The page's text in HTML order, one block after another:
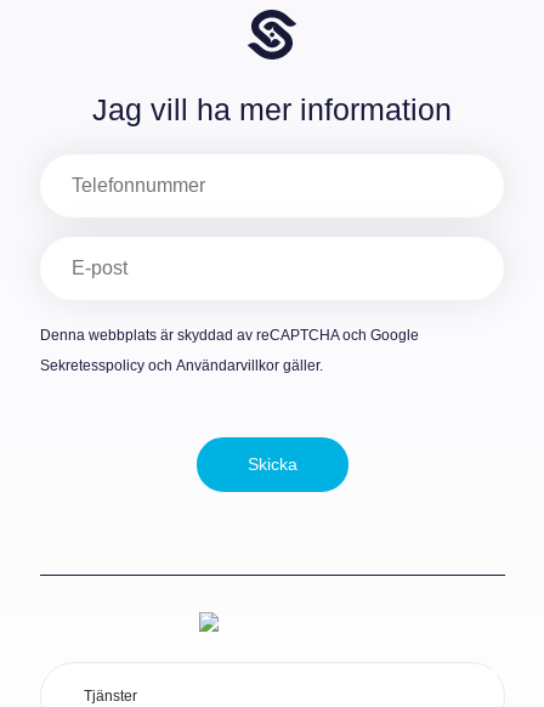
Jag vill ha mer information
post
Denna webbplats är skyddad av reCAPTCHA och Google
Sekretesspolicyoch Användarvillkorgäller.
Skicka
Tjänster